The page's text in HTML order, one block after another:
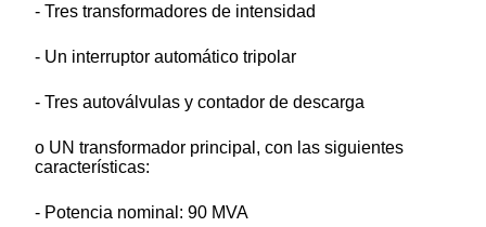
- Tres transformadores de intensidad
- Un interruptor automático tripolar
- Tres autoválvulas y contador de descarga
o UN transformador principal, con las siguientes
características:
- Potencia nominal: 90 MVA